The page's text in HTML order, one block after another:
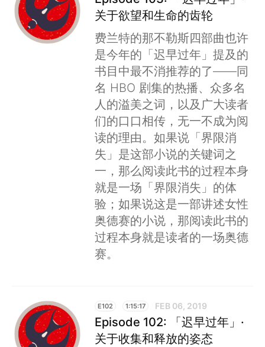
关于欲望和生命的齿轮
费兰特的那不勒斯四部曲也许
是今年的「迟早过年」提及的
书目中最不消推荐的了——同
名 HBO 剧集的热播、众多名
人的溢美之词，以及广大读者
们的口口相传，无一不成为阅
读的理由。如果说「界限消
失」是这部小说的关键词之
一，那么阅读此书的过程本身
就是一场「界限消失」的体
验；如果说这是一部讲述女性
奥德赛的小说，那阅读此书的
过程本身就是读者的一场奥德
赛。
E102 1:15:17 FEB 06, 2019
Episode 102: 「迟早过年」·
关于收集和释放的姿态